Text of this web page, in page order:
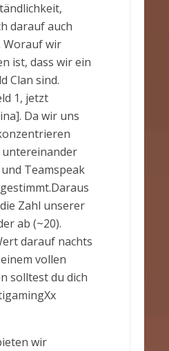
darauf auch
Worauf wir
ist, dass wir ein
Clan sind.
1, jetzt
Da wir uns
Teamspeak
Zahl unserer
ab (~20).
darauf nachts
vollen
solltest du dich
wir